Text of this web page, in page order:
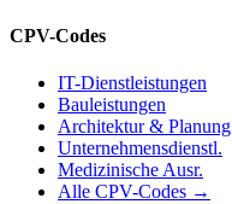
CPV-Codes
IT-Dienstleistungen
Bauleistungen
Architektur & Planung
Unternehmensdienstl.
Medizinische Ausr.
Alle CPV-Codes →